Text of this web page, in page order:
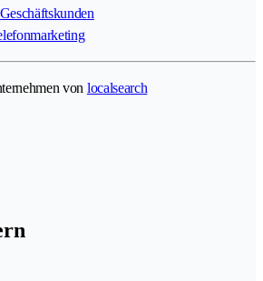
von localsearch